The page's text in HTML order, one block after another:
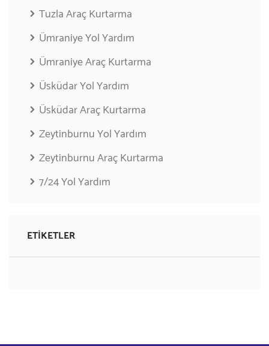
Tuzla Araç Kurtarma
Ümraniye Yol Yardım
Ümraniye Araç Kurtarma
Üsküdar Yol Yardım
Üsküdar Araç Kurtarma
Zeytinburnu Yol Yardım
Zeytinburnu Araç Kurtarma
7/24 Yol Yardım
ETIKETLER